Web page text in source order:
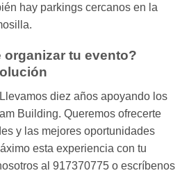
hay parkings cercanos en la
organizar tu evento?
diez años apoyando los
Building. Queremos ofrecerte
y las mejores oportunidades
esta experiencia con tu
al 917370775 o escríbenos